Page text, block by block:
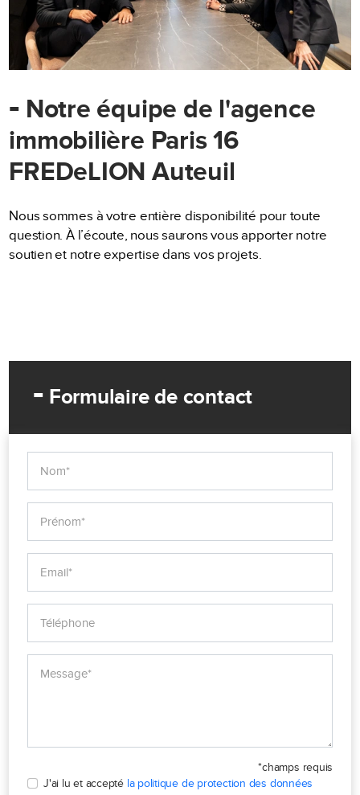
- Notre équipe de l'agence
immobilière Paris 16
FREDeLION Auteuil
Nous sommes à votre entière disponibilité pour toute
question. À l’écoute, nous saurons vous apporter notre
soutien et notre expertise dans vos projets.
- Formulaire de contact
*champs requis
J'ai lu et accepté la politique de protection des données